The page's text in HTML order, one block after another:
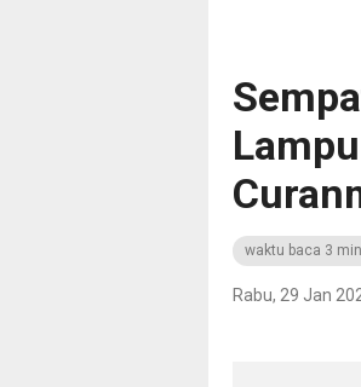
waktu baca 3
Rabu, 29 Jan